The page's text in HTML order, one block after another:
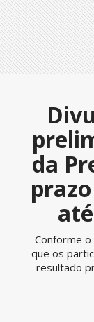
da
Conforme
que os
resultado